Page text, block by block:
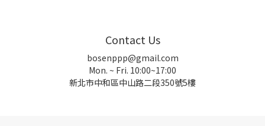
Contact Us
bosenppp@gmail.com
Mon. ~ Fri. 10:00~17:00
新北市中和區中山路二段350號5樓